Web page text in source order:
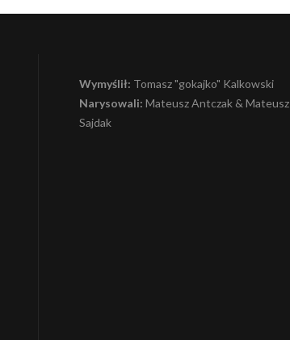
Wymyślił: Tomasz "gokajko" Kalkowski
Narysowali: Mateusz Antczak & Mateusz
Sajdak